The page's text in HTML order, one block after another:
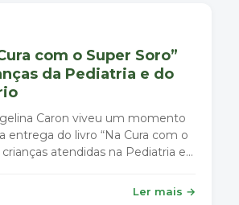
com o Super Soro”
da Pediatria e do
Caron viveu um momento
entrega do livro “Na Cura com o
crianças atendidas na Pediatria e
contou com a presença
Ler mais →